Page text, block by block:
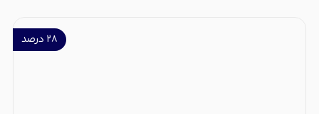
۲۸ درصد